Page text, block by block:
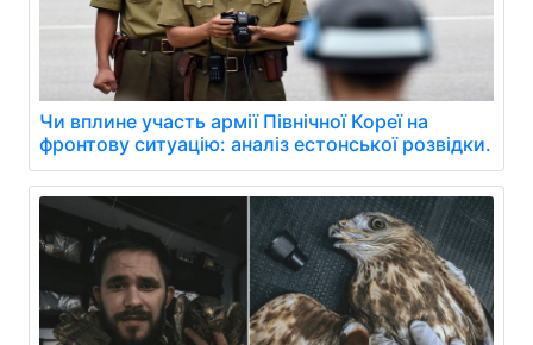
Чи вплине участь армії Північної Кореї на
фронтову ситуацію: аналіз естонської розвідки.